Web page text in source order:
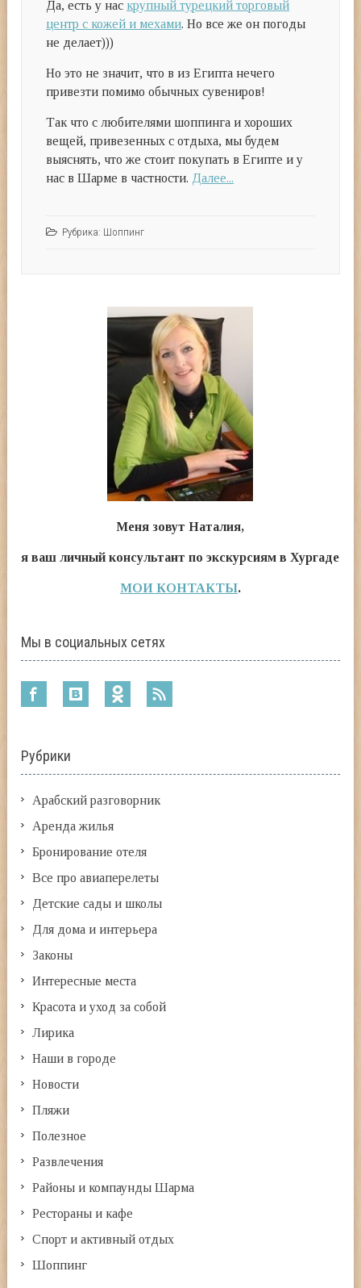
Да, есть у нас крупный турецкий торговый
центр с кожей и мехами. Но все же он погоды
не делает)))
Но это не значит, что в из Египта нечего
привезти помимо обычных сувениров!
Так что с любителями шоппинга и хороших
вещей, привезенных с отдыха, мы будем
выяснять, что же стоит покупать в Египте и у
нас в Шарме в частности. Далее...
Рубрика: Шоппинг
Меня зовут Наталия,
я ваш личный консультант по экскурсиям в Хургаде
МОИ КОНТАКТЫ.
Мы в социальных сетях
Рубрики
Арабский разговорник
Аренда жилья
Бронирование отеля
Все про авиаперелеты
Детские сады и школы
Для дома и интерьера
Законы
Интересные места
Красота и уход за собой
Лирика
Наши в городе
Новости
Пляжи
Полезное
Развлечения
Районы и компаунды Шарма
Рестораны и кафе
Спорт и активный отдых
Шоппинг